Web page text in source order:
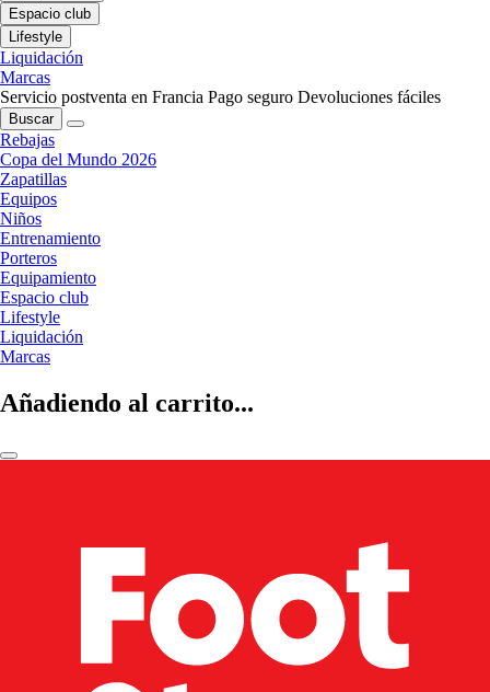
Espacio club
Lifestyle
Liquidación
Marcas
Servicio postventa en Francia Pago seguro Devoluciones fáciles
Buscar
Rebajas
Copa del Mundo 2026
Zapatillas
Equipos
Niños
Entrenamiento
Porteros
Equipamiento
Espacio club
Lifestyle
Liquidación
Marcas
Añadiendo al carrito...